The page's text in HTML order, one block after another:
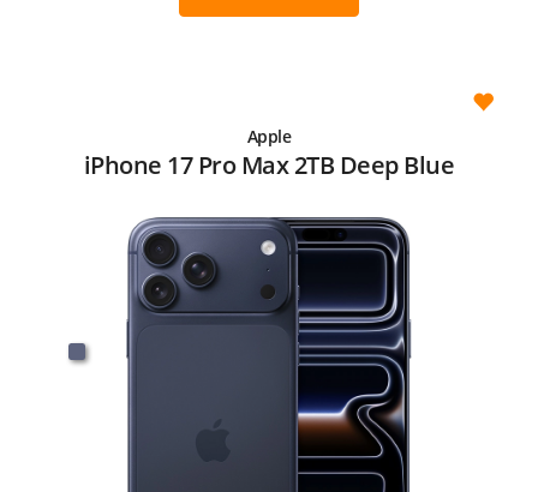
Apple
iPhone 17 Pro Max 2TB Deep Blue